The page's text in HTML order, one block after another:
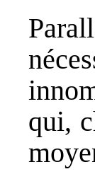
qui,